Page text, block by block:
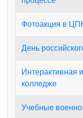
Фотоакция в
День
Интерактивная
колледже
Учебные